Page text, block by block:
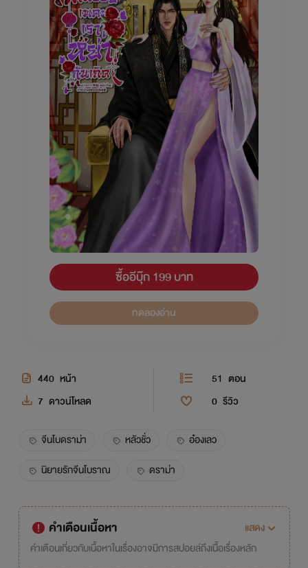
ซื้ออีบุ๊ก 199 บาท
ทดลองอ่าน
440 หน้า 51 ตอน
7 ดาวน์โหลด 0 รีวิว
จีนโบดราม่า หลัวชั่ว
อ๋องเลว
นิยายรักจีนโบราณ
ดราม่า
คำเตือนเนื้อหา
แสดง
คำเตือนเกี่ยวกับเนื้อหาในเรื่องอาจมีการสปอยล์ถึงเนื้อเรื่องหลัก